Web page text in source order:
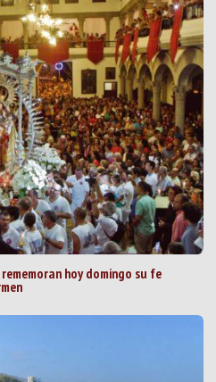
hoy domingo su fe